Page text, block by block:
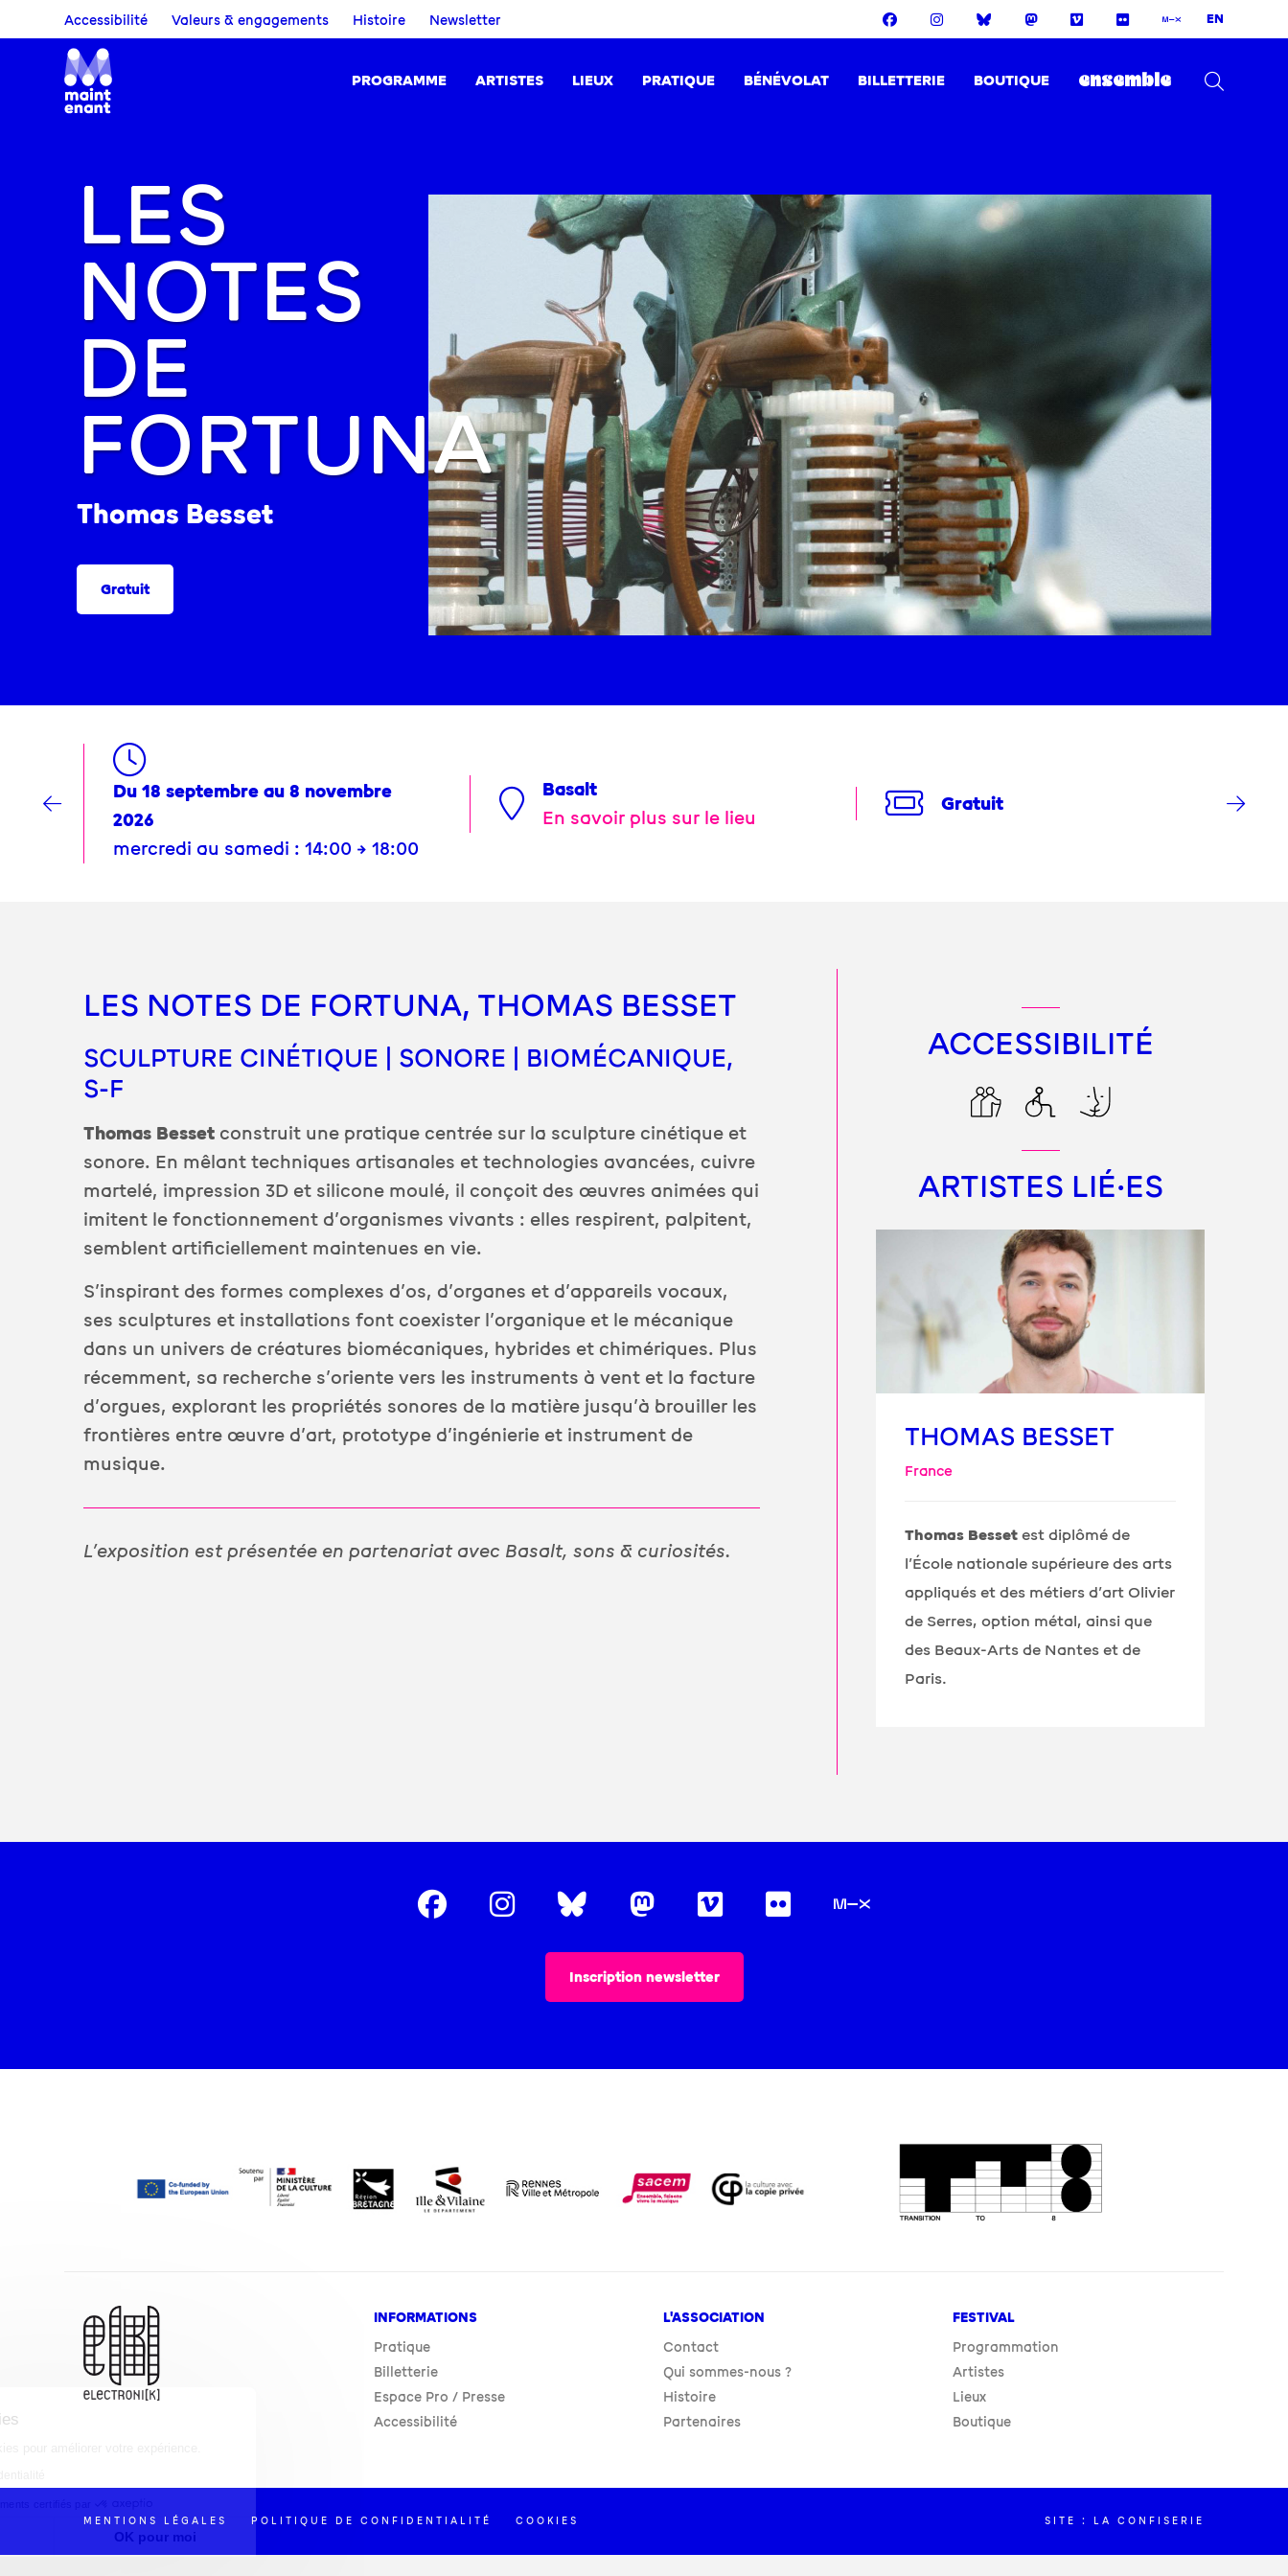
Accessibilité Valeurs & engagements Histoire Newsletter EN
PROGRAMME ARTISTES LIEUX PRATIQUE BÉNÉVOLAT BILLETTERIE BOUTIQUE ensemble
LES
NOTES
DE
FORTUNA
Thomas Besset
Gratuit
Du 18 septembre au 8 novembre
2026
mercredi au samedi : 14:00 → 18:00
Basalt
En savoir plus sur le lieu
Gratuit
LES NOTES DE FORTUNA, THOMAS BESSET
SCULPTURE CINÉTIQUE | SONORE | BIOMÉCANIQUE,
S-F
Thomas Besset construit une pratique centrée sur la sculpture cinétique et
sonore. En mêlant techniques artisanales et technologies avancées, cuivre
martelé, impression 3D et silicone moulé, il conçoit des œuvres animées qui
imitent le fonctionnement d’organismes vivants : elles respirent, palpitent,
semblent artificiellement maintenues en vie.
S’inspirant des formes complexes d’os, d’organes et d’appareils vocaux,
ses sculptures et installations font coexister l’organique et le mécanique
dans un univers de créatures biomécaniques, hybrides et chimériques. Plus
récemment, sa recherche s’oriente vers les instruments à vent et la facture
d’orgues, explorant les propriétés sonores de la matière jusqu’à brouiller les
frontières entre œuvre d’art, prototype d’ingénierie et instrument de
musique.
L’exposition est présentée en partenariat avec Basalt, sons & curiosités.
ACCESSIBILITÉ
ARTISTES LIÉ·ES
THOMAS BESSET
France
Thomas Besset est diplômé de
l’École nationale supérieure des arts
appliqués et des métiers d’art Olivier
de Serres, option métal, ainsi que
des Beaux-Arts de Nantes et de
Paris.
Inscription newsletter
INFORMATIONS
Pratique
Billetterie
Espace Pro / Presse
Accessibilité
L'ASSOCIATION
Contact
Qui sommes-nous ?
Histoire
Partenaires
FESTIVAL
Programmation
Artistes
Lieux
Boutique
MENTIONS LÉGALES POLITIQUE DE CONFIDENTIALITÉ COOKIES SITE : LA CONFISERIE
Je choisis